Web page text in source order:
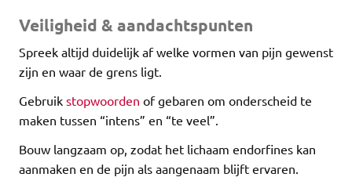
Veiligheid & aandachtspunten
Spreek altijd duidelijk af welke vormen van pijn gewenst
zijn en waar de grens ligt.
Gebruik stopwoorden of gebaren om onderscheid te
maken tussen “intens” en “te veel”.
Bouw langzaam op, zodat het lichaam endorfines kan
aanmaken en de pijn als aangenaam blijft ervaren.